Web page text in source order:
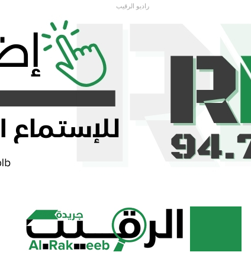
راديو الرقيب